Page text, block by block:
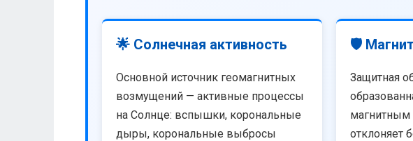
🌟 Солнечная активность
Основной источник геомагнитных
возмущений — активные процессы
на Солнце: вспышки, корональные
дыры, корональные выбросы
🛡️
Защитная
магнитным
отклоняет